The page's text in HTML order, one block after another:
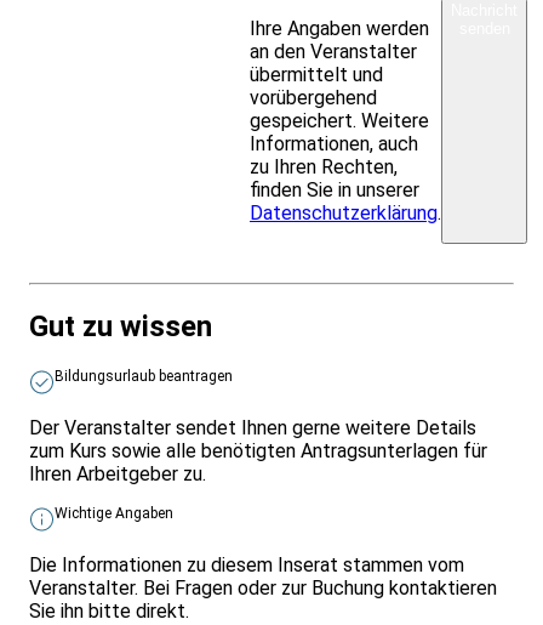
Ihre Angaben werden
an den Veranstalter
übermittelt und
vorübergehend
gespeichert. Weitere
Informationen, auch
zu Ihren Rechten,
finden Sie in unserer
Datenschutzerklärung.
Gut zu wissen
Bildungsurlaub beantragen
Der Veranstalter sendet Ihnen gerne weitere Details
zum Kurs sowie alle benötigten Antragsunterlagen für
Ihren Arbeitgeber zu.
Wichtige Angaben
Die Informationen zu diesem Inserat stammen vom
Veranstalter. Bei Fragen oder zur Buchung kontaktieren
Sie ihn bitte direkt.